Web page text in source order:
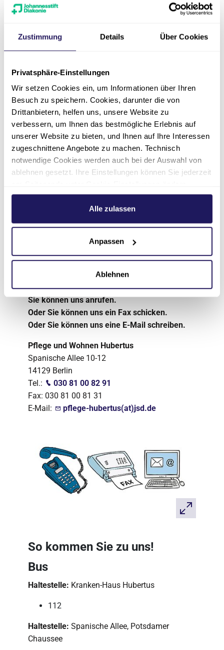
Zustimmung Details Über Cookies
Privatsphäre-Einstellungen
Wir setzen Cookies ein, um Informationen über Ihren
Besuch zu speichern. Cookies, darunter die von
Drittanbietern, helfen uns, unsere Website zu
verbessern, um Ihnen das bestmögliche Erlebnis auf
unserer Website zu bieten, und Ihnen auf Ihre Interessen
zugeschnittene Angebote zu machen. Technisch
notwendige Cookies werden auch bei der Auswahl von
ablehnen gesetzt. Ihre Einstellungen können Sie jederzeit
Weitere Informationen hierzu finden Sie in unserer
.Alle zulassen
Anpassen
Ablehnen
In der Nähe von der Pflege-Einrichtung gibt es
auch:
Ein Restaurant,
ein Café
und einen Friseur.
Sie können uns anrufen.
Oder Sie können uns ein Fax schicken.
Oder Sie können uns eine E-Mail schreiben.
Pflege und Wohnen Hubertus
Spanische Allee 10-12
14129 Berlin
Tel.:
030 81 00 82 91
Fax: 030 81 00 81 31
E-Mail:
pflege-hubertus(at)jsd.de
So kommen Sie zu uns!
Bus
Haltestelle: Kranken-Haus Hubertus
112
Haltestelle: Spanische Allee, Potsdamer
Chaussee